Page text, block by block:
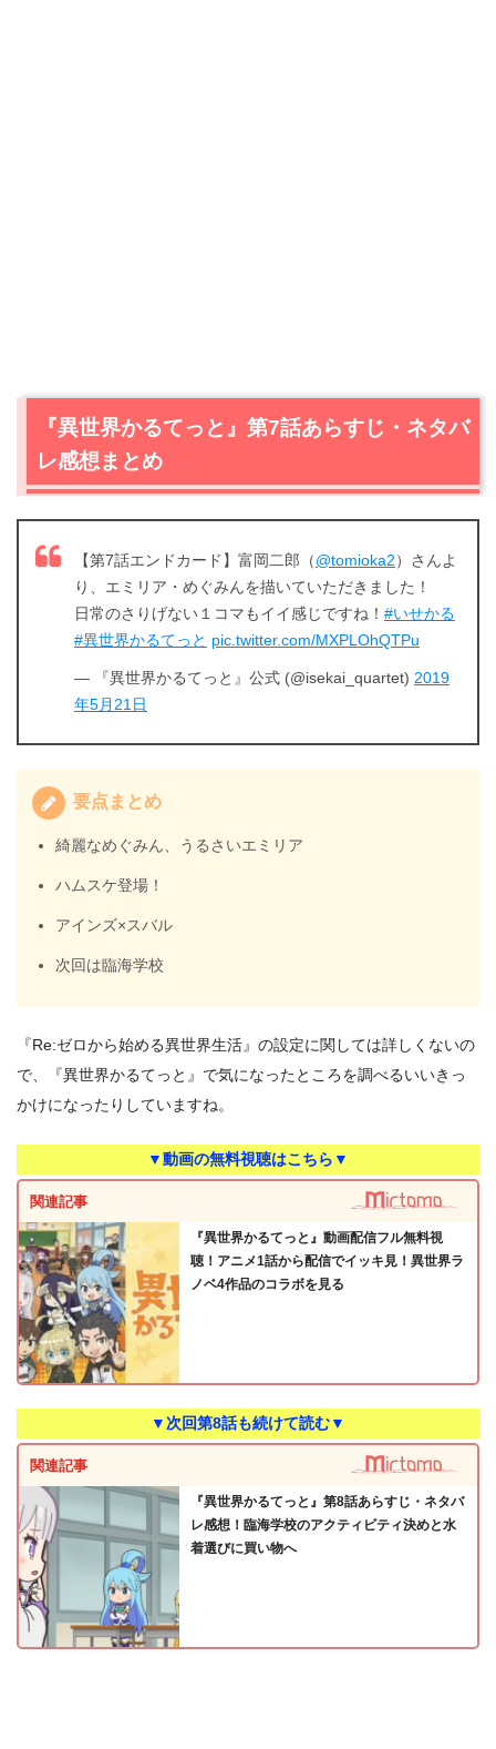
『異世界かるてっと』第7話あらすじ・ネタバ
レ感想まとめ
【第7話エンドカード】富岡二郎（@tomioka2）さんよ
り、エミリア・めぐみんを描いていただきました！
日常のさりげない１コマもイイ感じですね！ #いせかる
#異世界かるてっと pic.twitter.com/MXPLOhQTPu
— 『異世界かるてっと』公式 (@isekai_quartet) 2019
年5月21日
要点まとめ
綺麗なめぐみん、うるさいエミリア
ハムスケ登場！
アインズ×スバル
次回は臨海学校
『Re:ゼロから始める異世界生活』の設定に関しては詳しくないの
で、『異世界かるてっと』で気になったところを調べるいいきっ
かけになったりしていますね。
▼動画の無料視聴はこちら▼
関連記事
『異世界かるてっと』動画配信フル無料視
聴！アニメ1話から配信でイッキ見！異世界ラ
ノベ4作品のコラボを見る
▼次回第8話も続けて読む▼
関連記事
『異世界かるてっと』第8話あらすじ・ネタバ
レ感想！臨海学校のアクティビティ決めと水
着選びに買い物へ